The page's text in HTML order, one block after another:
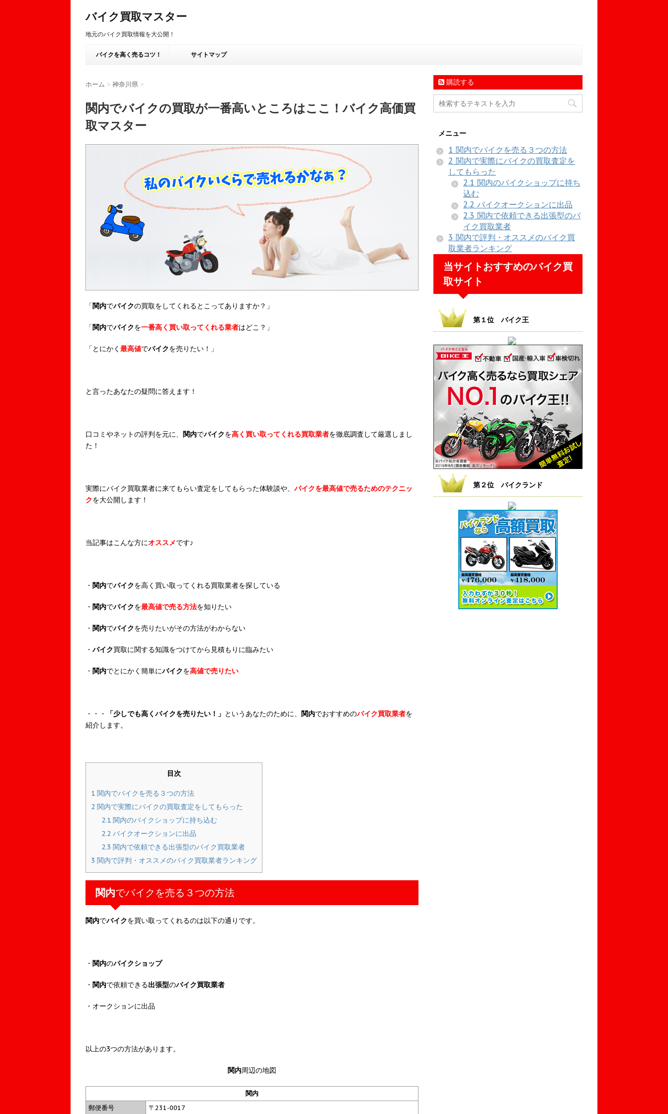
バイク買取マスター
地元のバイク買取情報を大公開！
バイクを高く売るコツ！ サイトマップ
ホーム > 神奈川県 >
関内でバイクの買取が一番高いところはここ！バイク高価買
取マスター
「関内でバイクの買取をしてくれるとこってありますか？」
「関内でバイクを一番高く買い取ってくれる業者はどこ？」
「とにかく 最高値でバイクを売りたい！」
と言ったあなたの疑問に答えます！
口コミやネットの評判を元に、 関内でバイクを高く買い取ってくれる買取業者を徹底調査して厳選しまし
た！
実際にバイク買取業者に来てもらい査定をしてもらった体験談や、 バイクを最高値で売るためのテクニッ
クを大公開します！
当記事はこんな方にオススメです♪
・ 関内でバイクを高く買い取ってくれる買取業者を探している
・ 関内でバイクを最高値で売る方法を知りたい
・ 関内でバイクを売りたいがその方法がわからない
・ バイク買取に関する知識をつけてから見積もりに臨みたい
・ 関内でとにかく簡単にバイクを高値で売りたい
・・・ 「少しでも高くバイクを売りたい！」 というあなたのために、 関内でおすすめのバイク買取業者を
紹介します。
目次
1 関内でバイクを売る３つの方法
2 関内で実際にバイクの買取査定をしてもらった
2.1 関内のバイクショップに持ち込む
2.2 バイクオークションに出品
2.3 関内で依頼できる出張型のバイク買取業者
3 関内で評判・オススメのバイク買取業者ランキング
関内でバイクを売る３つの方法
関内でバイクを買い取ってくれるのは以下の通りです。
・ 関内のバイクショップ
・ 関内で依頼できる出張型のバイク買取業者
・オークションに出品
以上の3つの方法があります。
関内周辺の地図
関内
郵便番号
〒231-0017
購読する
メニュー
1 関内でバイクを売る３つの方法
2 関内で実際にバイクの買取査定を
してもらった
2.1 関内のバイクショップに持ち
込む
2.2 バイクオークションに出品
2.3 関内で依頼できる出張型のバ
イク買取業者
3 関内で評判・オススメのバイク買
取業者ランキング
当サイトおすすめのバイク買
取サイト
第１位 バイク王
第２位 バイクランド